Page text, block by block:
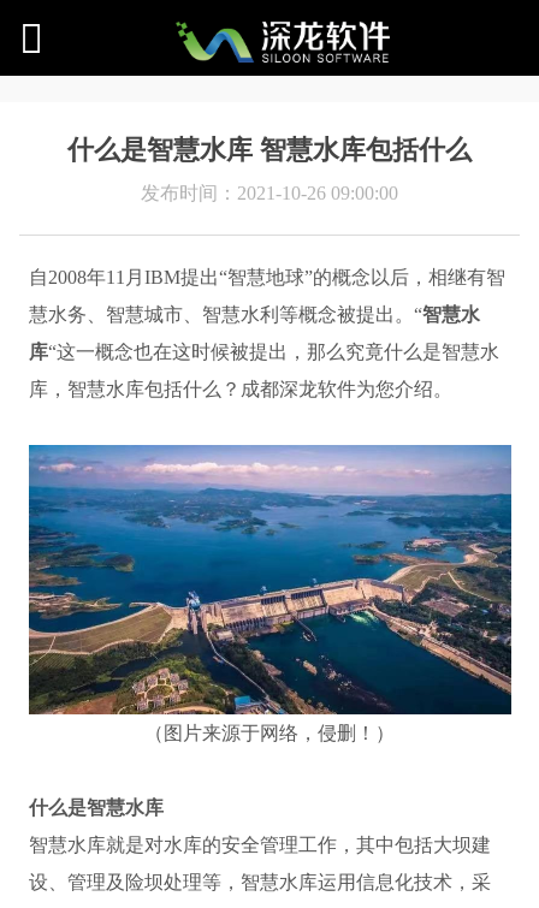
什么是智慧水库 智慧水库包括什么
发布时间：2021-10-26 09:00:00
自2008年11月IBM提出“智慧地球”的概念以后，相继有智
慧水务、智慧城市、智慧水利等概念被提出。“智慧水
库“这一概念也在这时候被提出，那么究竟什么是智慧水
库，智慧水库包括什么？成都深龙软件为您介绍。
（图片来源于网络，侵删！）
什么是智慧水库
智慧水库就是对水库的安全管理工作，其中包括大坝建
设、管理及险坝处理等，智慧水库运用信息化技术，采